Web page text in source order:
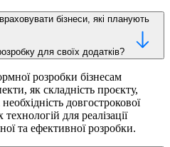
бізнеси, які планують
для своїх додатків?
розробки бізнесам
як складність проєкту,
довгострокової
для реалізації
та ефективної розробки.